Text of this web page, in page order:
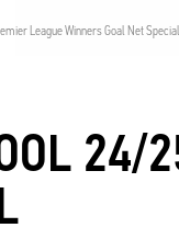
League Winners Goal Net Special
24/